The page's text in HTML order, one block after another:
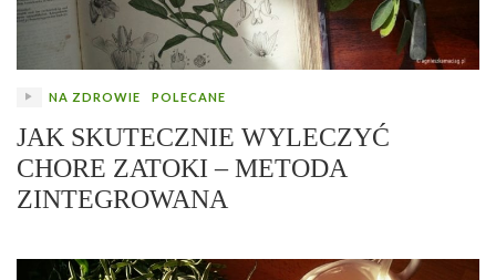
NA ZDROWIE POLECANE
JAK SKUTECZNIE WYLECZYĆ
CHORE ZATOKI – METODA
ZINTEGROWANA